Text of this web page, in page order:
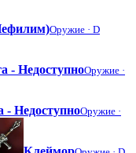
Оружие · D
- НедоступноОружие ·
- НедоступноОружие ·